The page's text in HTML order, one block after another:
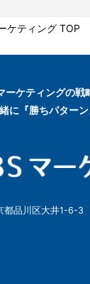
ケティング TOP
ーケティングの戦
に『勝ちパターン
品川区大井1-6-3